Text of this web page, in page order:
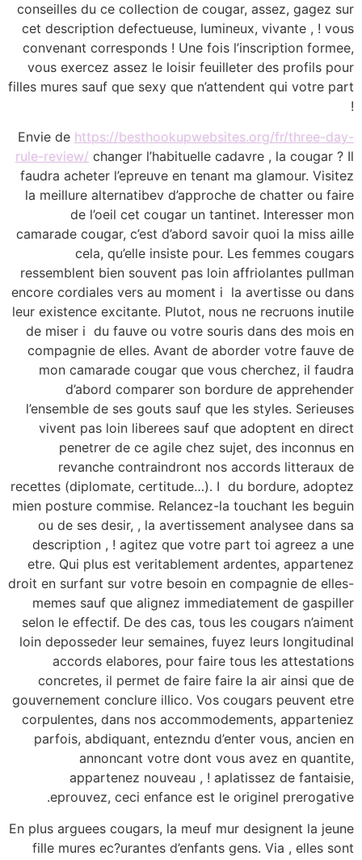
conseilles du ce collection de cougar, assez, gagez sur
cet description defectueuse, lumineux, vivante , ! vous
convenant corresponds ! Une fois l’inscription formee,
vous exercez assez le loisir feuilleter des profils pour
filles mures sauf que sexy que n’attendent qui votre part
!
Envie de https://besthookupwebsites.org/fr/three-day-
rule-review/ changer l’habituelle cadavre , la cougar ? Il
faudra acheter l’epreuve en tenant ma glamour. Visitez
la meillure alternatibev d’approche de chatter ou faire
de l’oeil cet cougar un tantinet. Interesser mon
camarade cougar, c’est d’abord savoir quoi la miss aille
cela, qu’elle insiste pour. Les femmes cougars
ressemblent bien souvent pas loin affriolantes pullman
encore cordiales vers au moment i la avertisse ou dans
leur existence excitante. Plutot, nous ne recruons inutile
de miser i du fauve ou votre souris dans des mois en
compagnie de elles. Avant de aborder votre fauve de
mon camarade cougar que vous cherchez, il faudra
d’abord comparer son bordure de apprehender
l’ensemble de ses gouts sauf que les styles. Serieuses
vivent pas loin liberees sauf que adoptent en direct
penetrer de ce agile chez sujet, des inconnus en
revanche contraindront nos accords litteraux de
recettes (diplomate, certitude…). I du bordure, adoptez
mien posture commise. Relancez-la touchant les beguin
ou de ses desir, , la avertissement analysee dans sa
description , ! agitez que votre part toi agreez a une
etre. Qui plus est veritablement ardentes, appartenez
droit en surfant sur votre besoin en compagnie de elles-
memes sauf que alignez immediatement de gaspiller
selon le effectif. De des cas, tous les cougars n’aiment
loin deposseder leur semaines, fuyez leurs longitudinal
accords elabores, pour faire tous les attestations
concretes, il permet de faire faire la air ainsi que de
gouvernement conclure illico. Vos cougars peuvent etre
corpulentes, dans nos accommodements, apparteniez
parfois, abdiquant, entezndu d’enter vous, ancien en
annoncant votre dont vous avez en quantite,
appartenez nouveau , ! aplatissez de fantaisie,
eprouvez, ceci enfance est le originel prerogative.
En plus arguees cougars, la meuf mur designent la jeune
fille mures ec?urantes d’enfants gens. Via , elles sont